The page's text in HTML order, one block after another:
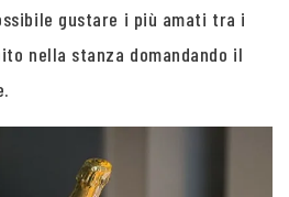
gustare i più amati tra i
nella stanza domandando il